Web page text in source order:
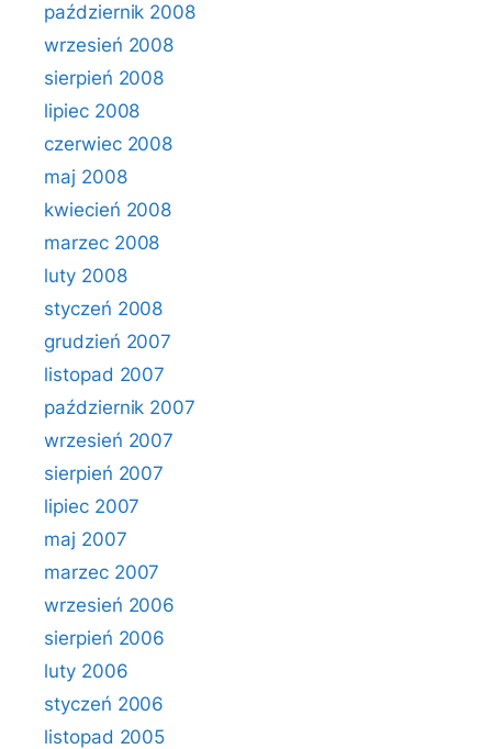
październik 2008
wrzesień 2008
sierpień 2008
lipiec 2008
czerwiec 2008
maj 2008
kwiecień 2008
marzec 2008
luty 2008
styczeń 2008
grudzień 2007
listopad 2007
październik 2007
wrzesień 2007
sierpień 2007
lipiec 2007
maj 2007
marzec 2007
wrzesień 2006
sierpień 2006
luty 2006
styczeń 2006
listopad 2005